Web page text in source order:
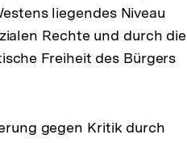
liegendes Niveau
Rechte und durch die
Freiheit des Bürgers
gegen Kritik durch